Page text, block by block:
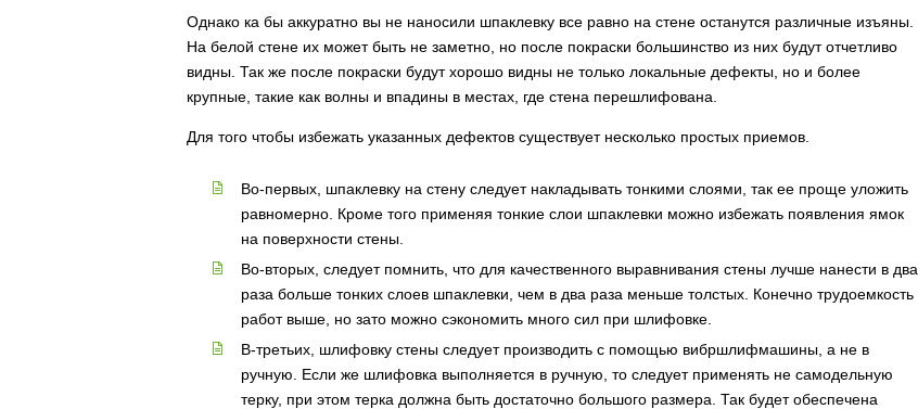
Однако ка бы аккуратно вы не наносили шпаклевку все равно на стене останутся различные изъяны.
На белой стене их может быть не заметно, но после покраски большинство из них будут отчетливо
видны. Так же после покраски будут хорошо видны не только локальные дефекты, но и более
крупные, такие как волны и впадины в местах, где стена перешлифована.
Для того чтобы избежать указанных дефектов существует несколько простых приемов.
Во-первых, шпаклевку на стену следует накладывать тонкими слоями, так ее проще уложить
равномерно. Кроме того применяя тонкие слои шпаклевки можно избежать появления ямок
на поверхности стены.
Во-вторых, следует помнить, что для качественного выравнивания стены лучше нанести в два
раза больше тонких слоев шпаклевки, чем в два раза меньше толстых. Конечно трудоемкость
работ выше, но зато можно сэкономить много сил при шлифовке.
В-третьих, шлифовку стены следует производить с помощью вибршлифмашины, а не в
ручную. Если же шлифовка выполняется в ручную, то следует применять не самодельную
терку, при этом терка должна быть достаточно большого размера. Так будет обеспечена